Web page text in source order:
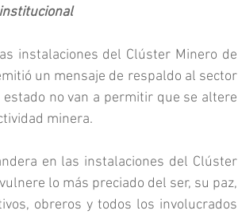
instalaciones del Clúster Minero de
un mensaje de respaldo al sector
no van a permitir que se altere
minera.
en las instalaciones del Clúster
lo más preciado del ser, su paz,
obreros y todos los involucrados